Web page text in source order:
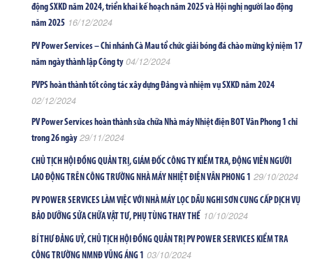
động SXKD năm 2024, triển khai kế hoạch năm 2025 và Hội nghị người lao động
năm 2025 16/12/2024
PV Power Services – Chi nhánh Cà Mau tổ chức giải bóng đá chào mừng kỷ niệm 17
năm ngày thành lập Công ty 04/12/2024
PVPS hoàn thành tốt công tác xây dựng Đảng và nhiệm vụ SXKD năm 2024
02/12/2024
PV Power Services hoàn thành sửa chữa Nhà máy Nhiệt điện BOT Vân Phong 1 chỉ
trong 26 ngày 29/11/2024
CHỦ TỊCH HỘI ĐỒNG QUẢN TRỊ, GIÁM ĐỐC CÔNG TY KIỂM TRA, ĐỘNG VIÊN NGƯỜI
LAO ĐỘNG TRÊN CÔNG TRƯỜNG NHÀ MÁY NHIỆT ĐIỆN VÂN PHONG 1 29/10/2024
PV POWER SERVICES LÀM VIỆC VỚI NHÀ MÁY LỌC DẦU NGHI SƠN CUNG CẤP DỊCH VỤ
BẢO DƯỠNG SỬA CHỮA VẬT TƯ, PHỤ TÙNG THAY THẾ 10/10/2024
BÍ THƯ ĐẢNG UỶ, CHỦ TỊCH HỘI ĐỒNG QUẢN TRỊ PV POWER SERVICES KIỂM TRA
CÔNG TRƯỜNG NMNĐ VŨNG ÁNG 1 03/10/2024